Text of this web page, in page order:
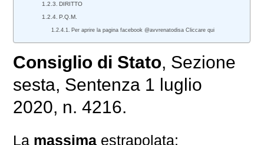
DIRITTO
P.Q.M.
Per aprire la pagina facebook @avvrenatodisa Cliccare qui
Consiglio di Stato, Sezione
sesta, Sentenza 1 luglio
2020, n. 4216.
La massima estrapolata: